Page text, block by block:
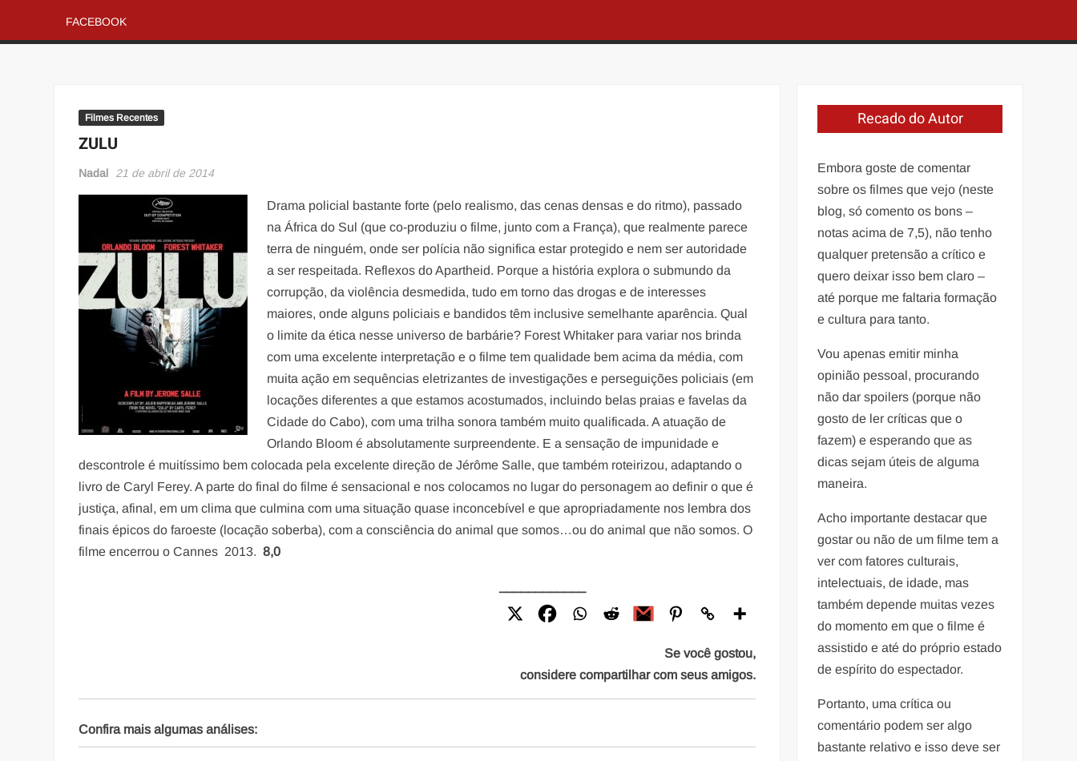
FACEBOOK
Filmes Recentes
ZULU
Nadal 21 de abril de 2014
Drama policial bastante forte (pelo realismo, das cenas densas e do ritmo), passado
na África do Sul (que co-produziu o filme, junto com a França), que realmente parece
terra de ninguém, onde ser polícia não significa estar protegido e nem ser autoridade
a ser respeitada. Reflexos do Apartheid. Porque a história explora o submundo da
corrupção, da violência desmedida, tudo em torno das drogas e de interesses
maiores, onde alguns policiais e bandidos têm inclusive semelhante aparência. Qual
o limite da ética nesse universo de barbárie? Forest Whitaker para variar nos brinda
com uma excelente interpretação e o filme tem qualidade bem acima da média, com
muita ação em sequências eletrizantes de investigações e perseguições policiais (em
locações diferentes a que estamos acostumados, incluindo belas praias e favelas da
Cidade do Cabo), com uma trilha sonora também muito qualificada. A atuação de
Orlando Bloom é absolutamente surpreendente. E a sensação de impunidade e
descontrole é muitíssimo bem colocada pela excelente direção de Jérôme Salle, que também roteirizou, adaptando o
livro de Caryl Ferey. A parte do final do filme é sensacional e nos colocamos no lugar do personagem ao definir o que é
justiça, afinal, em um clima que culmina com uma situação quase inconcebível e que apropriadamente nos lembra dos
finais épicos do faroeste (locação soberba), com a consciência do animal que somos…ou do animal que não somos. O
filme encerrou o Cannes 2013.8,0
Se você gostou,
considere compartilhar com seus amigos.
Confira mais algumas análises:
Recado do Autor
Embora goste de comentar
sobre os filmes que vejo (neste
blog, só comento os bons –
notas acima de 7,5), não tenho
qualquer pretensão a crítico e
quero deixar isso bem claro –
até porque me faltaria formação
e cultura para tanto.
Vou apenas emitir minha
opinião pessoal, procurando
não dar spoilers (porque não
gosto de ler críticas que o
fazem) e esperando que as
dicas sejam úteis de alguma
maneira.
Acho importante destacar que
gostar ou não de um filme tem a
ver com fatores culturais,
intelectuais, de idade, mas
também depende muitas vezes
do momento em que o filme é
assistido e até do próprio estado
de espírito do espectador.
Portanto, uma crítica ou
comentário podem ser algo
bastante relativo e isso deve ser